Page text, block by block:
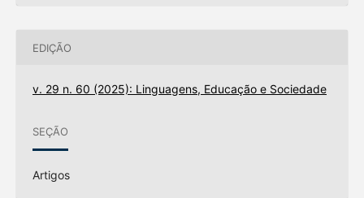
EDIÇÃO
v. 29 n. 60 (2025): Linguagens, Educação e Sociedade
SEÇÃO
Artigos